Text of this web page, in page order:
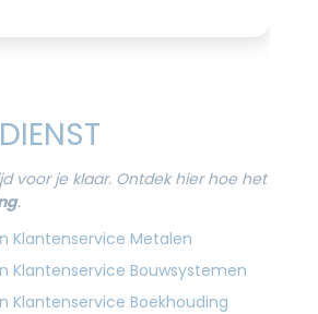
voor je klaar. Ontdek hier hoe het
.
Klantenservice Metalen
Klantenservice Bouwsystemen
Klantenservice Boekhouding